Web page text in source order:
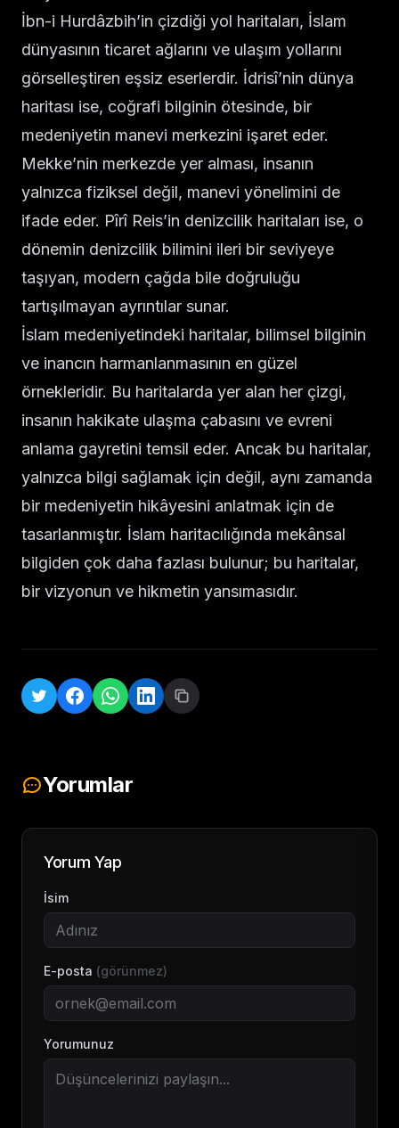
İbn-i Hurdâzbih’in çizdiği yol haritaları, İslam
dünyasının ticaret ağlarını ve ulaşım yollarını
görselleştiren eşsiz eserlerdir. İdrisî’nin dünya
haritası ise, coğrafi bilginin ötesinde, bir
medeniyetin manevi merkezini işaret eder.
Mekke’nin merkezde yer alması, insanın
yalnızca fiziksel değil, manevi yönelimini de
ifade eder. Pîrî Reis’in denizcilik haritaları ise, o
dönemin denizcilik bilimini ileri bir seviyeye
taşıyan, modern çağda bile doğruluğu
tartışılmayan ayrıntılar sunar.
İslam medeniyetindeki haritalar, bilimsel bilginin
ve inancın harmanlanmasının en güzel
örnekleridir. Bu haritalarda yer alan her çizgi,
insanın hakikate ulaşma çabasını ve evreni
anlama gayretini temsil eder. Ancak bu haritalar,
yalnızca bilgi sağlamak için değil, aynı zamanda
bir medeniyetin hikâyesini anlatmak için de
tasarlanmıştır. İslam haritacılığında mekânsal
bilgiden çok daha fazlası bulunur; bu haritalar,
bir vizyonun ve hikmetin yansımasıdır.
Yorumlar
Yorum Yap
İsim
E-posta (görünmez)
Yorumunuz